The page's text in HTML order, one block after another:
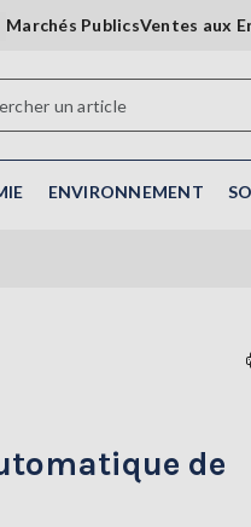
Marchés PublicsVentes aux
ENVIRONNEMENT
de